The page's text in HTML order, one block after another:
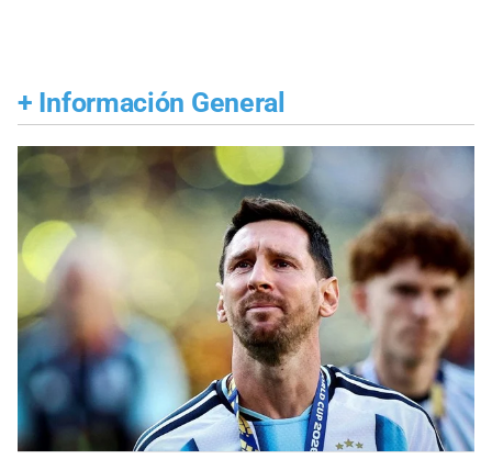
+ Información General